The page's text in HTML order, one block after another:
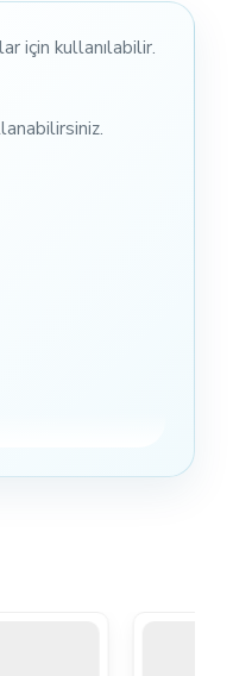
için kullanılabilir.